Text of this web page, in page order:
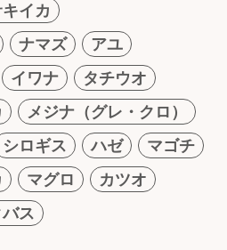
イカ
ナマズ
アユ
イワナ
タチウオ
メジナ（グレ・クロ）
シロギス ハゼ
マゴチ
マグロ
カツオ
ス